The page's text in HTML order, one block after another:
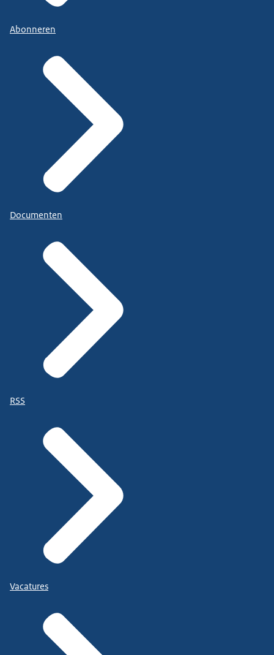
Abonneren
Documenten
RSS
Vacatures